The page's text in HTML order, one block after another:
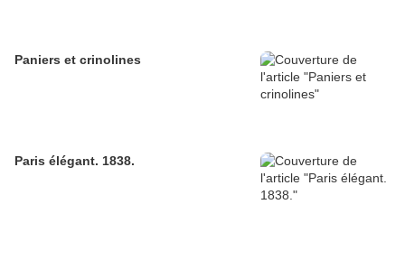
Paniers et crinolines
Paris élégant. 1838.